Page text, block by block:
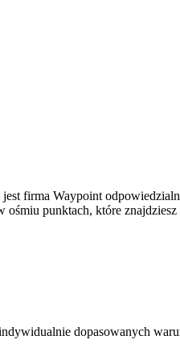
firma Waypoint
ośmiu punktach, które
dopasowanych